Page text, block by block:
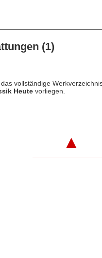
(1)
vollständige
Heutevorliegen.
▲